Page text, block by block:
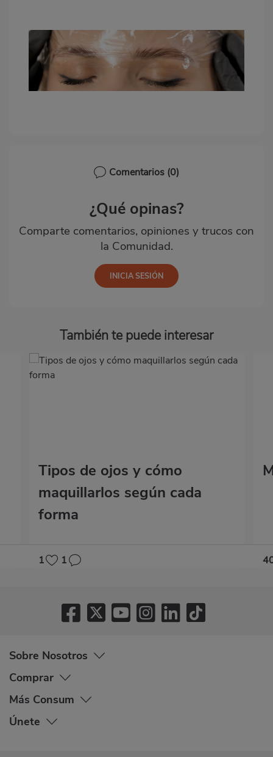
Comentarios (0)
¿Qué opinas?
Comparte comentarios, opiniones y trucos con
la Comunidad.
También te puede interesar
Tipos de ojos y cómo
maquillarlos según cada
forma
1 1
Sobre Nosotros
Comprar
Más Consum
Únete